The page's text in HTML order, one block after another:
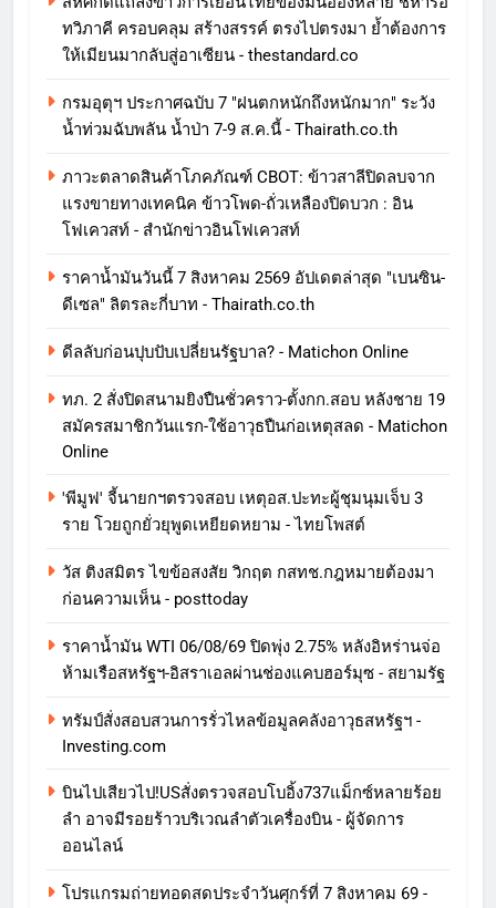
ทวิภาคี ครอบคลุม สร้างสรรค์ ตรงไปตรงมา ย้ำต้องการ
ให้เมียนมากลับสู่อาเซียน - thestandard.co
กรมอุตุฯ ประกาศฉบับ 7 "ฝนตกหนักถึงหนักมาก" ระวัง
น้ำท่วมฉับพลัน น้ำป่า 7-9 ส.ค.นี้ - Thairath.co.th
ภาวะตลาดสินค้าโภคภัณฑ์ CBOT: ข้าวสาลีปิดลบจาก
แรงขายทางเทคนิค ข้าวโพด-ถั่วเหลืองปิดบวก : อิน
โฟเควสท์ - สำนักข่าวอินโฟเควสท์
ราคาน้ำมันวันนี้ 7 สิงหาคม 2569 อัปเดตล่าสุด "เบนซิน-
ดีเซล" ลิตรละกี่บาท - Thairath.co.th
ดีลลับก่อนปุบปับเปลี่ยนรัฐบาล? - Matichon Online
ทภ. 2 สั่งปิดสนามยิงปืนชั่วคราว-ตั้งกก.สอบ หลังชาย 19
สมัครสมาชิกวันแรก-ใช้อาวุธปืนก่อเหตุสลด - Matichon
Online
'พีมูฟ' จี้นายกฯตรวจสอบ เหตุอส.ปะทะผู้ชุมนุมเจ็บ 3
ราย โวยถูกยั่วยุพูดเหยียดหยาม - ไทยโพสต์
วัส ติงสมิตร ไขข้อสงสัย วิกฤต กสทช.กฎหมายต้องมา
ก่อนความเห็น - posttoday
ราคาน้ำมัน WTI 06/08/69 ปิดพุ่ง 2.75% หลังอิหร่านจ่อ
ห้ามเรือสหรัฐฯ-อิสราเอลผ่านช่องแคบฮอร์มุซ - สยามรัฐ
ทรัมป์สั่งสอบสวนการรั่วไหลข้อมูลคลังอาวุธสหรัฐฯ -
Investing.com
บินไปเสียวไป!USสั่งตรวจสอบโบอิ้ง737แม็กซ์หลายร้อย
ลำ อาจมีรอยร้าวบริเวณลำตัวเครื่องบิน - ผู้จัดการ
ออนไลน์
โปรแกรมถ่ายทอดสดประจำวันศุกร์ที่ 7 สิงหาคม 69 -